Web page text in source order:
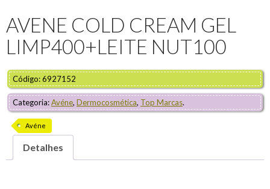
AVENE COLD CREAM GEL
LIMP400+LEITE NUT100
Código: 6927152
Categoria:Avéne, Dermocosmética, Top Marcas.
Avéne
Detalhes